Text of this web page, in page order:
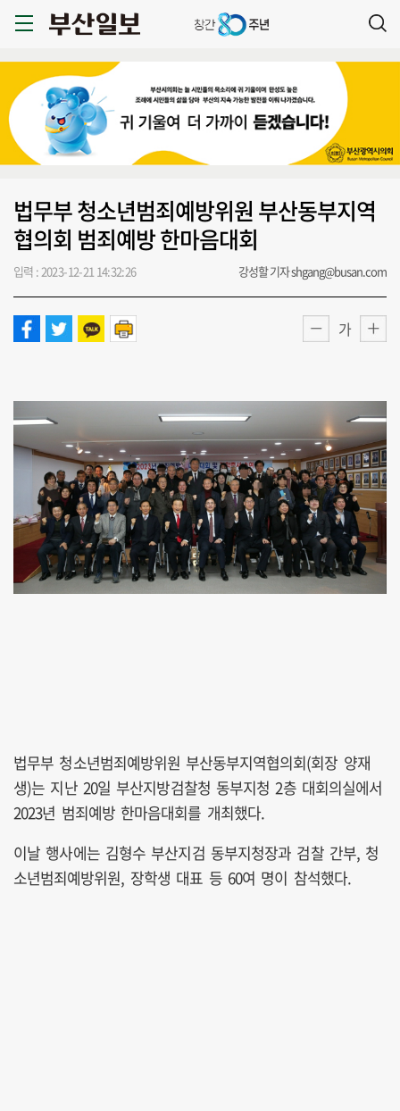
법무부 청소년범죄예방위원 부산동부지역
협의회 범죄예방 한마음대회
입력 : 2023-12-21 14:32:26 강성할 기자 shgang@busan.com
가
법무부 청소년범죄예방위원 부산동부지역협의회(회장 양재
생)는 지난 20일 부산지방검찰청 동부지청 2층 대회의실에서
2023년 범죄예방 한마음대회를 개최했다.
이날 행사에는 김형수 부산지검 동부지청장과 검찰 간부, 청
소년범죄예방위원, 장학생 대표 등 60여 명이 참석했다.